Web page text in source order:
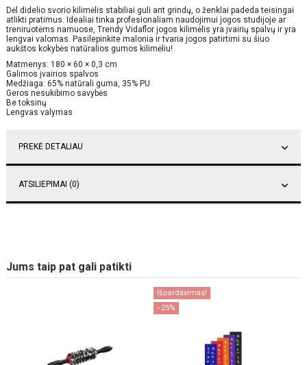
Dėl didelio svorio kilimėlis stabiliai guli ant grindų, o ženklai padeda teisingai
atlikti pratimus. Idealiai tinka profesionaliam naudojimui jogos studijoje ar
treniruotėms namuose, Trendy Vidaflor jogos kilimėlis yra įvairių spalvų ir yra
lengvai valomas. Pasilepinkite malonia ir tvaria jogos patirtimi su šiuo
aukštos kokybės natūralios gumos kilimėliu!
Matmenys: 180 × 60 × 0,3 cm
Galimos įvairios spalvos
Medžiaga: 65% natūrali guma, 35% PU
Geros nesukibimo savybės
Be toksinų
Lengvas valymas
PREKĖ DETALIAU
ATSILIEPIMAI (0)
Jums taip pat gali patikti
Išpardavimas!
−25%